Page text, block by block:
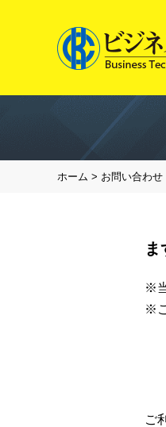
ホーム > お問い合わせ
※
※
ご